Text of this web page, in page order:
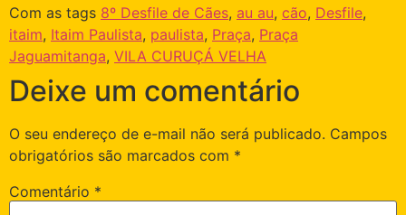
Com as tags 8º Desfile de Cães, au au, cão, Desfile,
itaim, Itaim Paulista, paulista, Praça, Praça
Jaguamitanga, VILA CURUÇÁ VELHA
Deixe um comentário
O seu endereço de e-mail não será publicado. Campos
obrigatórios são marcados com *
Comentário *